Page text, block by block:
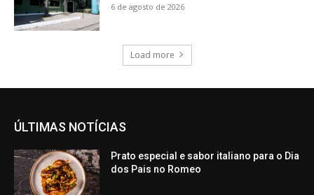
6 de agosto de 2026
Load more
ÚLTIMAS NOTÍCIAS
Prato especial e sabor italiano para o Dia
dos Pais no Romeo